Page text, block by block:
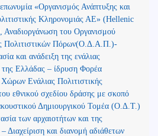
«Οργανισμός Ανάπτυξης και
Κληρονομιάς ΑΕ» (Hellenic
του Οργανισμού
Πολιτιστικών Πόρων(Ο.Δ.Α.Π.)-
και ανάδειξη της ενάλιας
της Ελλάδας – ίδρυση Φορέα
Ενάλιας Πολιτιστικής
εθνικού σχεδίου δράσης με σκοπό
Δημιουργικού Τομέα (Ο.Δ.Τ.)
των αρχαιοτήτων και της
Διαχείριση και διανομή αδιάθετων